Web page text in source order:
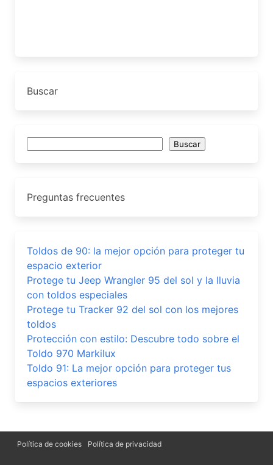
Buscar
Buscar
Preguntas frecuentes
Toldos de 90: la mejor opción para proteger tu
espacio exterior
Protege tu Jeep Wrangler 95 del sol y la lluvia
con toldos especiales
Protege tu Tracker 92 del sol con los mejores
toldos
Protección con estilo: Descubre todo sobre el
Toldo 970 Markilux
Toldo 91: La mejor opción para proteger tus
espacios exteriores
Política de cookies Política de privacidad